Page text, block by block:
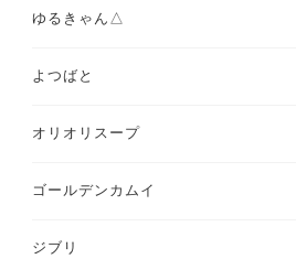
ゆるきゃん△
よつばと
オリオリスープ
ゴールデンカムイ
ジブリ